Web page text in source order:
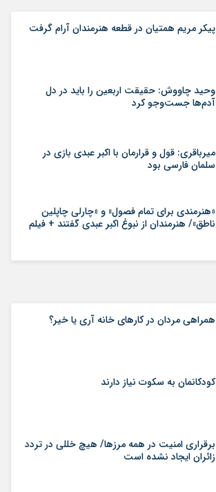
پیکر مریم همتیان در قطعه هنرمندان آرام گرفت
وحید چاووش: حقیقت اربعین را باید در دل
آدم‌ها جست‌وجو کرد
میرباقری: قول و قرارمان با اکبر عبدی بازی در
سلمان فارسی بود
«هنرمندی برای تمام فصول» و «چارلی چاپلین
ناطق»/ هنرمندان از نبوغ اکبر عبدی گفتند + فیلم
همراهی مردان در کارهای خانه آری یا خیر؟
کودکانمان به سکوت نیاز دارند
برقراری امنیت در همه مرزها/ هیچ‌ خللی در تردد
زائران ایجاد نشده است